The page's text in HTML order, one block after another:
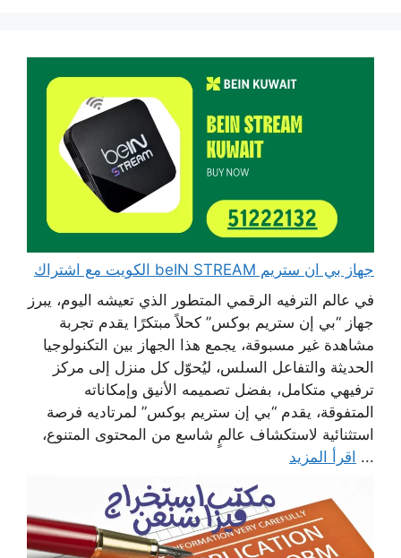
جهاز بي ان ستريم beIN STREAM الكويت مع اشتراك
في عالم الترفيه الرقمي المتطور الذي تعيشه اليوم، يبرز
جهاز “بي إن ستريم بوكس” كحلاً مبتكرًا يقدم تجربة
مشاهدة غير مسبوقة، يجمع هذا الجهاز بين التكنولوجيا
الحديثة والتفاعل السلس، ليُحوّل كل منزل إلى مركز
ترفيهي متكامل، بفضل تصميمه الأنيق وإمكاناته
المتفوقة، يقدم “بي إن ستريم بوكس” لمرتاديه فرصة
استثنائية لاستكشاف عالمٍ شاسع من المحتوى المتنوع،
... اقرأ المزيد